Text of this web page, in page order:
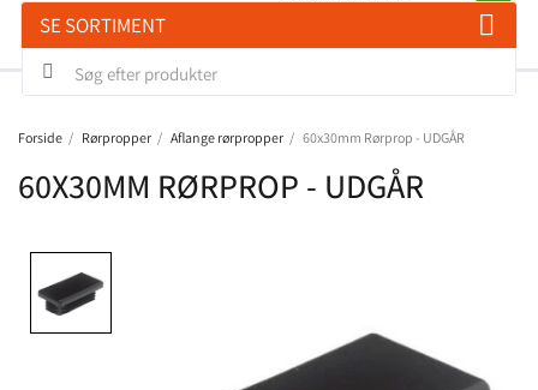
SE SORTIMENT
Forside Rørpropper Aflange rørpropper 60x30mm Rørprop - UDGÅR
60X30MM RØRPROP - UDGÅR